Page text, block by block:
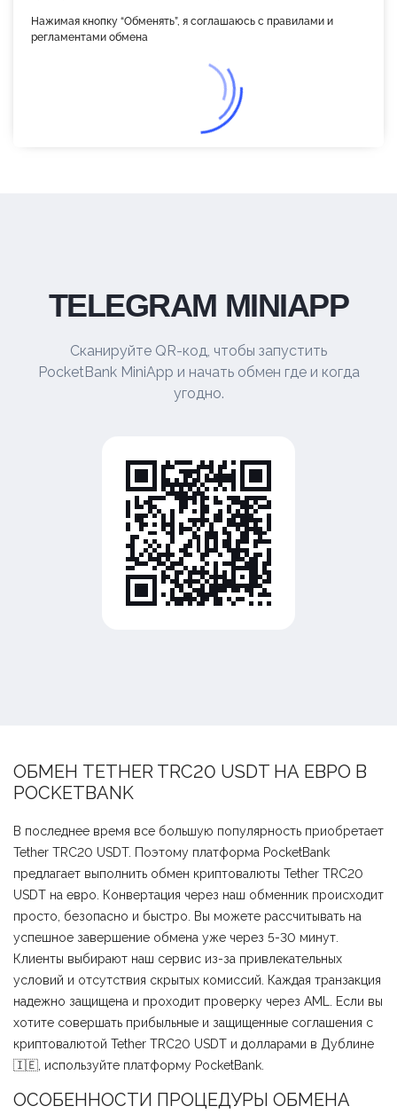
Нажимая кнопку “Обменять”, я соглашаюсь с правилами и
регламентами обмена
TELEGRAM MINIAPP
Сканируйте QR-код, чтобы запустить
PocketBank MiniApp и начать обмен где и когда
угодно.
ОБМЕН TETHER TRC20 USDT НА ЕВРО В
POCKETBANK
В последнее время все большую популярность приобретает
Tether TRC20 USDT. Поэтому платформа PocketBank
предлагает выполнить обмен криптовалюты Tether TRC20
USDT на евро. Конвертация через наш обменник происходит
просто, безопасно и быстро. Вы можете рассчитывать на
успешное завершение обмена уже через 5-30 минут.
Клиенты выбирают наш сервис из-за привлекательных
условий и отсутствия скрытых комиссий. Каждая транзакция
надежно защищена и проходит проверку через AML. Если вы
хотите совершать прибыльные и защищенные соглашения с
криптовалютой Tether TRC20 USDT и долларами в Дублине
🇮🇪, используйте платформу PocketBank.
ОСОБЕННОСТИ ПРОЦЕДУРЫ ОБМЕНА